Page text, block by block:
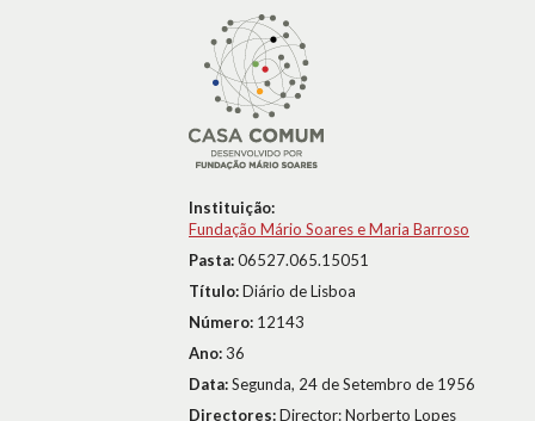
Instituição:
Fundação Mário Soares e Maria Barroso
Pasta:06527.065.15051
Título:Diário de Lisboa
Número: 12143
Ano:36
Data:Segunda, 24 de Setembro de 1956
Directores:Director: Norberto Lopes